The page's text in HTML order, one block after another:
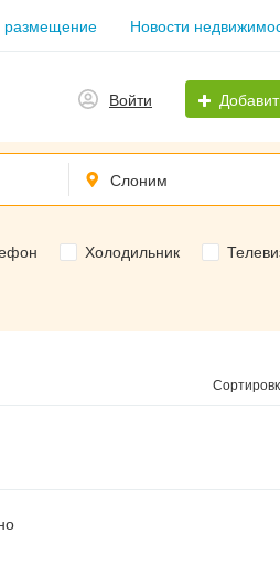
размещение Новости
Войти
Слоним
Холодильник